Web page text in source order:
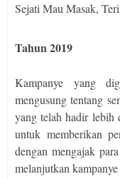
Sejati Mau Masak,
Tahun 2019
Kampanye yang
mengusung tentang
yang telah hadir lebih
untuk memberikan
dengan mengajak
melanjutkan